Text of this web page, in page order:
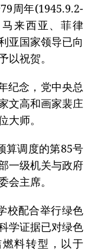
周年(1945.9.2-
来西亚、菲律
亚国家领导已向
祝贺。
纪念，党中央总
文高和画家裴庄
师。
算调度的第85号
一级机关与政府
会主席。
校配合举行绿色
学证据已对绿色
料转型，以于